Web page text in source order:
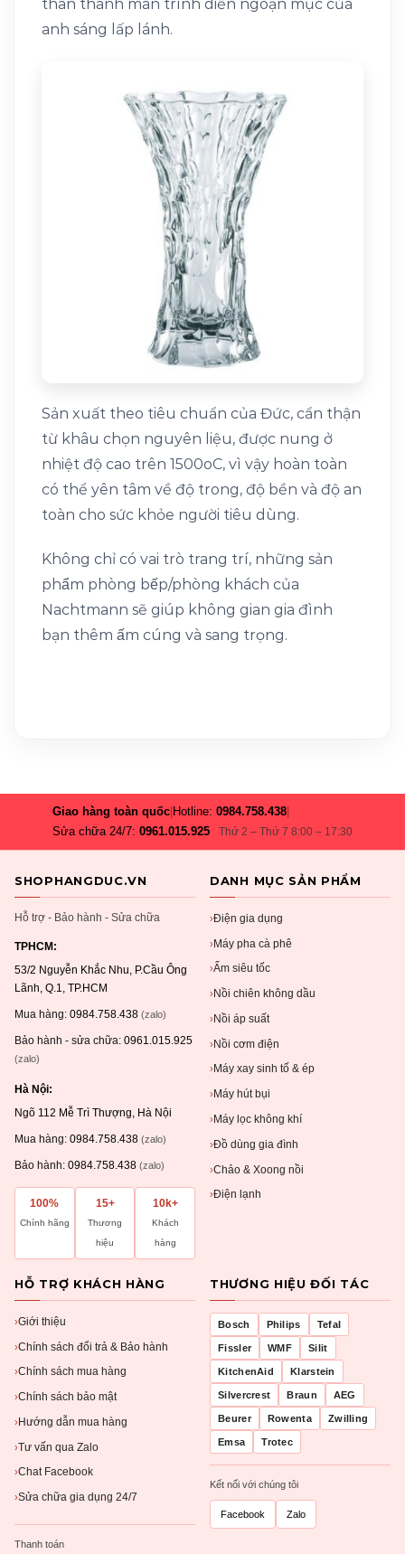
thân thành màn trình diễn ngoạn mục của
anh sáng lấp lánh.
Sản xuất theo tiêu chuẩn của Đức, cẩn thận
từ khâu chọn nguyên liệu, được nung ở
nhiệt độ cao trên 1500oC, vì vậy hoàn toàn
có thể yên tâm về độ trong, độ bền và độ an
toàn cho sức khỏe người tiêu dùng.
Không chỉ có vai trò trang trí, những sản
phẩm phòng bếp/phòng khách của
Nachtmann sẽ giúp không gian gia đình
bạn thêm ấm cúng và sang trọng.
Giao hàng toàn quốc|Hotline:0984.758.438|
Sửa chữa 24/7:0961.015.925 Thứ 2 – Thứ 7 8:00 – 17:30
SHOPHANGDUC.VN
Hỗ trợ - Bảo hành - Sửa chữa
TPHCM:
53/2 Nguyễn Khắc Nhu, P.Cầu Ông
Lãnh, Q.1, TP.HCM
Mua hàng: 0984.758.438 (zalo)
Bảo hành - sửa chữa: 0961.015.925
(zalo)
Hà Nội:
Ngõ 112 Mễ Trì Thượng, Hà Nội
Mua hàng: 0984.758.438 (zalo)
Bảo hành: 0984.758.438 (zalo)
100%
Chính hãng
15+
Thương
hiệu
10k+
Khách
hàng
DANH MỤC SẢN PHẨM
›Điện gia dụng
›Máy pha cà phê
›Ấm siêu tốc
› Nồi chiên không dầu
›Nồi áp suất
›Nồi cơm điện
› Máy xay sinh tố & ép
› Máy hút bụi
› Máy lọc không khí
›Đồ dùng gia đình
›Chảo & Xoong nồi
›Điện lạnh
HỖ TRỢ KHÁCH HÀNG
›Giới thiệu
›Chính sách đổi trả & Bảo hành
›Chính sách mua hàng
›Chính sách bảo mật
›Hướng dẫn mua hàng
›Tư vấn qua Zalo
›Chat Facebook
›Sửa chữa gia dụng 24/7
Thanh toán
THƯƠNG HIỆU ĐỐI TÁC
Bosch Philips Tefal
Fissler WMF Silit
KitchenAid Klarstein
Silvercrest Braun AEG
Beurer Rowenta Zwilling
Emsa Trotec
Kết nối với chúng tôi
Facebook Zalo